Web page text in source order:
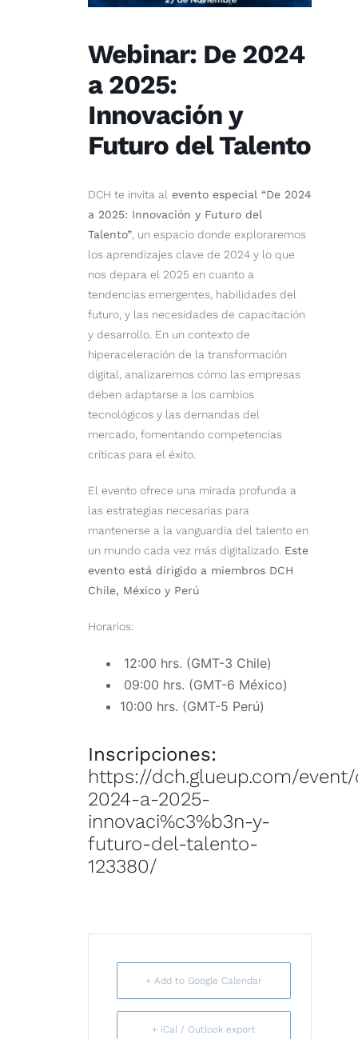
Contacto
Buscar
Latam
Webinar: De 2024
a 2025:
Innovación y
Futuro del Talento
DCH te invita al evento especial “De 2024
a 2025: Innovación y Futuro del
Talento” , un espacio donde exploraremos
los aprendizajes clave de 2024 y lo que
nos depara el 2025 en cuanto a
tendencias emergentes, habilidades del
futuro, y las necesidades de capacitación
y desarrollo. En un contexto de
hiperaceleración de la transformación
digital, analizaremos cómo las empresas
deben adaptarse a los cambios
tecnológicos y las demandas del
mercado, fomentando competencias
críticas para el éxito.
El evento ofrece una mirada profunda a
las estrategias necesarias para
mantenerse a la vanguardia del talento en
un mundo cada vez más digitalizado. Este
evento está dirigido a miembros DCH
Chile, México y Perú
Horarios:
12:00 hrs. (GMT-3 Chile)
09:00 hrs. (GMT-6 México)
10:00 hrs. (GMT-5 Perú)
Inscripciones:
https://dch.glueup.com/
2024-a-2025-
innovaci%c3%b3n-y-
futuro-del-talento-
123380/
+ Add to Google Calendar
+ iCal / Outlook export